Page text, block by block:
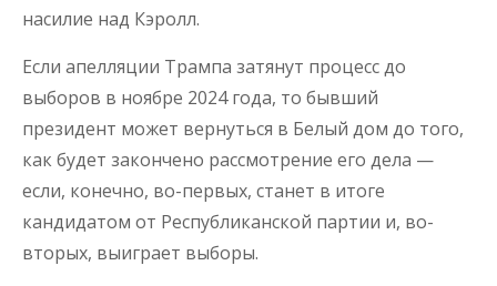
насилие над Кэролл.
Если апелляции Трампа затянут процесс до
выборов в ноябре 2024 года, то бывший
президент может вернуться в Белый дом до того,
как будет закончено рассмотрение его дела —
если, конечно, во-первых, станет в итоге
кандидатом от Республиканской партии и, во-
вторых, выиграет выборы.